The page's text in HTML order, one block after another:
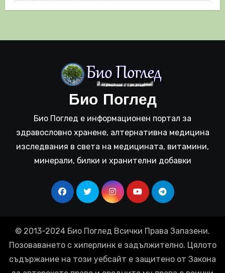
Био Поглед
Био Поглед е информационен портал за
здравословно хранене, алтернативна медицина
изследвания в света на медицината, витамини,
минерали, билки и хранителни добавки
© 2013-2024 Био Поглед Всички Права Запазени.
Позоваването с хиперлинк е задължително. Цялото
съдържание на този уебсайт е защитено от Закона